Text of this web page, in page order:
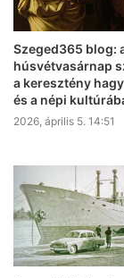
Szeged365 blog:
húsvétvasárnap
a keresztény
és a népi
2026, április 5. 14:51